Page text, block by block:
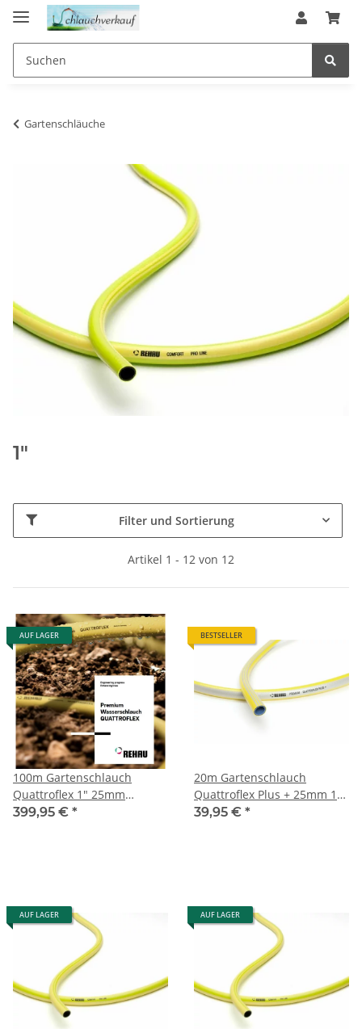
Gartenschläuche
1"
Filter und Sortierung
Artikel 1 - 12 von 12
AUF LAGER
100m Gartenschlauch
Quattroflex 1" 25mm
Turboflex Rehau
399,95 € *
BESTSELLER
20m Gartenschlauch
Quattroflex Plus + 25mm 1"
auf Spule Rehau
39,95 € *
AUF LAGER AUF LAGER